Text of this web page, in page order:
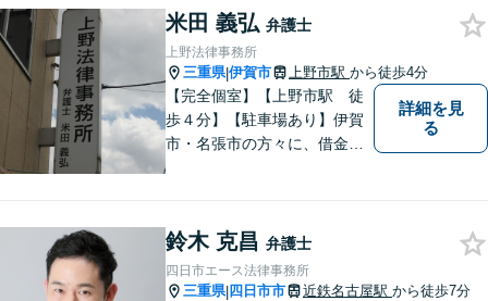
米田 義弘 弁護士
上野法律事務所
三重県|伊賀市 上野市駅 から徒歩4分
【完全個室】【上野市駅 徒
歩４分】【駐車場あり】伊賀
市・名張市の方々に、借金、
せていただきますので、一人
で悩まずに、なんでもご相談
ください
詳細を見
る
鈴木 克昌 弁護士
四日市エース法律事務所
三重県| 四日市市 近鉄名古屋駅 から徒歩7分